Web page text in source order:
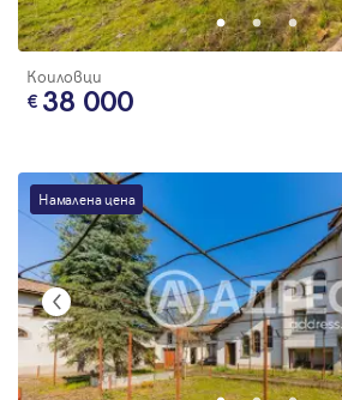
Коиловци
38 000
Намалена цена